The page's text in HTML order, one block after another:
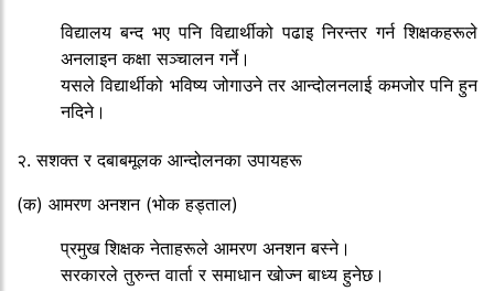
विद्यालय बन्द भए पनि विद्यार्थीको पढाइ निरन्तर गर्न शिक्षकहरूले
अनलाइन कक्षा सञ्चालन गर्ने।
यसले विद्यार्थीको भविष्य जोगाउने तर आन्दोलनलाई कमजोर पनि हुन
नदिने।
२. सशक्त र दबाबमूलक आन्दोलनका उपायहरू
(क) आमरण अनशन (भोक हड्ताल)
प्रमुख शिक्षक नेताहरूले आमरण अनशन बस्ने।
सरकारले तुरुन्त वार्ता र समाधान खोज्न बाध्य हुनेछ।